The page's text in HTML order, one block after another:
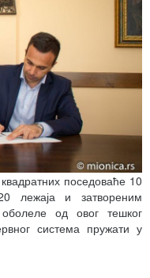
поседоваће 10
лежаја и затвореним
од овог тешког
система пружати у